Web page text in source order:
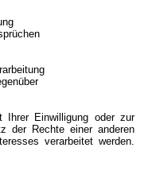
Ihrer Einwilligung oder zur
der Rechte einer anderen
verarbeitet werden.